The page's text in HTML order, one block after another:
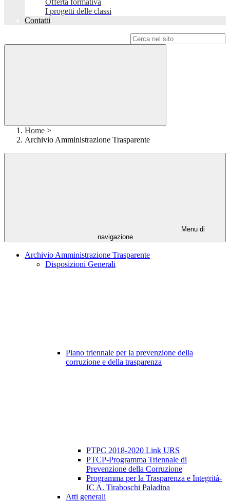
Offerta formativa
I progetti delle classi
Contatti
Home >
Archivio Amministrazione Trasparente
Menu di
navigazione
Archivio Amministrazione Trasparente
Disposizioni Generali
Piano triennale per la prevenzione della
corruzione e della trasparenza
PTPC 2018-2020 Link URS
PTCP-Programma Triennale di
Prevenzione della Corruzione
Programma per la Trasparenza e Integrità-
IC A. Tiraboschi Paladina
Atti generali